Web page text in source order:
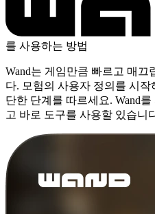
를 사용하는 방법
Wand는 게임만큼 빠르고 매끄
다. 모험의 사용자 정의를 시
단한 단계를 따르세요. Wand
고 바로 도구를 사용할 있습니